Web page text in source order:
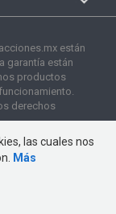
están
garantía están
productos
derechos
las cuales nos
Más